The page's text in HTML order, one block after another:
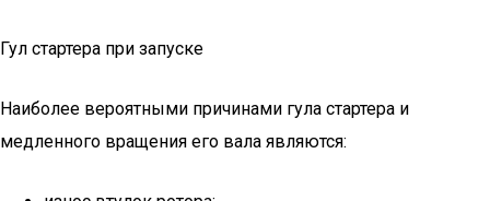
Гул стартера при запуске
Наиболее вероятными причинами гула стартера и
медленного вращения его вала являются: